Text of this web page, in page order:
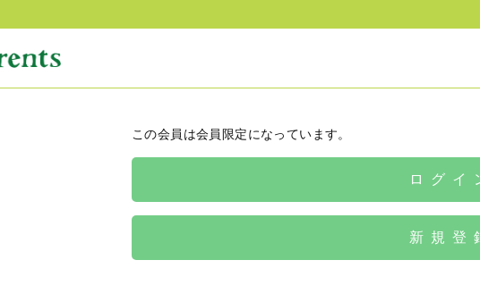
この会員は会員限定になっています。
ログイ
新規登